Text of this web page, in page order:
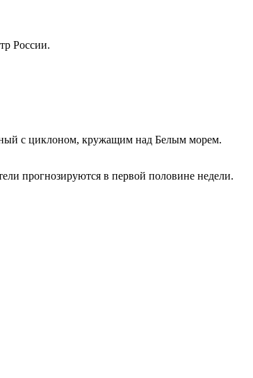
России.
с циклоном, кружащим над Белым морем.
прогнозируются в первой половине недели.